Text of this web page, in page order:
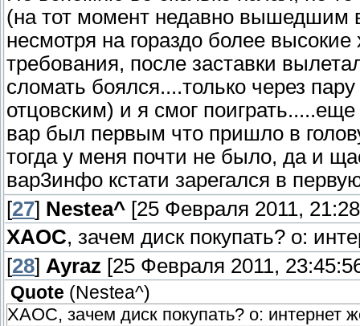
(на тот момент недавно вышедшим
несмотря на гораздо более
требования, после заставки
сломать боялся....только через
отцовским) и я смог
вар был первым что пришло в
тогда у меня почти не было, да и
вар3инфо кстати зарегался в
[27] Nestea^ [25 Февраля 2011,
ХАОС, зачем диск покупать? o:
[28] Ayraz [25 Февраля 2011,
Quote (Nestea^)
ХАОС, зачем диск покупать? o: интернет